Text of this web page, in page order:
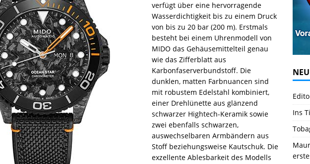
verfügt über eine hervorragende
Wasserdichtigkeit bis zu einem Druck
von bis zu 20 bar (200 m). Erstmals
besteht bei einem Uhrenmodell von
MIDO das Gehäusemittelteil genau
wie das Zifferblatt aus
Karbonfaserverbundstoff. Die
dunklen, matten Farbnuancen sind
mit robustem Edelstahl kombiniert,
einer Drehlünette aus glänzend
schwarzer Hightech-Keramik sowie
zwei ebenfalls schwarzen,
auswechselbaren Armbändern aus
Stoff beziehungsweise Kautschuk. Die
exzellente Ablesbarkeit des Modells
Ins